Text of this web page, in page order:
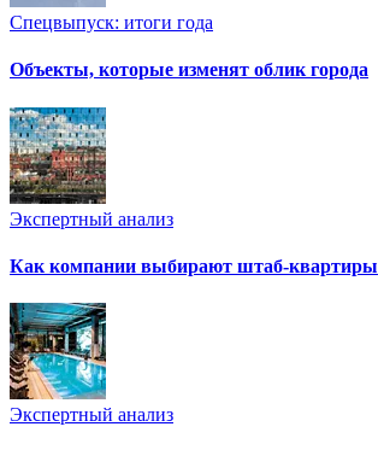
Спецвыпуск: итоги года
Объекты, которые изменят облик города
Экспертный анализ
Как компании выбирают штаб-квартиры
Экспертный анализ